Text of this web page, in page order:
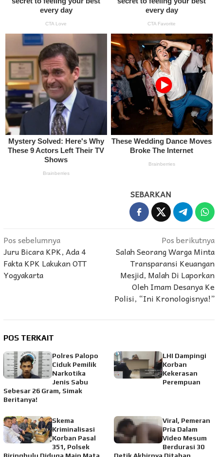
SEBARKAN
Navigasi
pos
Pos sebelumnya
Juru Bicara KPK, Ada 4
Fakta KPK Lakukan OTT
Yogyakarta
Pos berikutnya
Salah Seorang Warga Minta
Transparansi Keuangan
Mesjid, Malah Di Laporkan
Oleh Imam Desanya Ke
Polisi, “Ini Kronologisnya!”
POS TERKAIT
Polres Palopo
Ciduk Pemilik
Narkotika
Jenis Sabu
Sebesar 26 Gram, Simak
Beritanya!
LHI Dampingi
Korban
Kekerasan
Perempuan
Skema
Kriminalisasi
Korban Pasal
351, Polsek
Viral, Pemeran
Pria Dalam
Video Mesum
Berdurasi 30